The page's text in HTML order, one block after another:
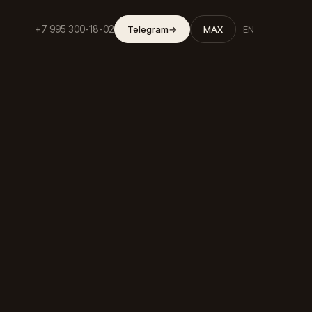
+7 995 300-18-02 Telegram→ MAX EN